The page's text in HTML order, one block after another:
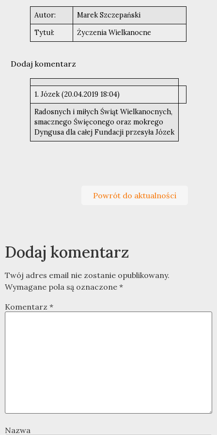
Autor:
Marek Szczepański
Tytuł:
Życzenia Wielkanocne
Dodaj komentarz
1. Józek (20.04.2019 18:04)
Radosnych i miłych Świąt Wielkanocnych,
smacznego Święconego oraz mokrego
Dyngusa dla całej Fundacji przesyła Józek
Powrót do aktualności
Dodaj komentarz
Twój adres email nie zostanie opublikowany.
Wymagane pola są oznaczone *
Komentarz *
Nazwa